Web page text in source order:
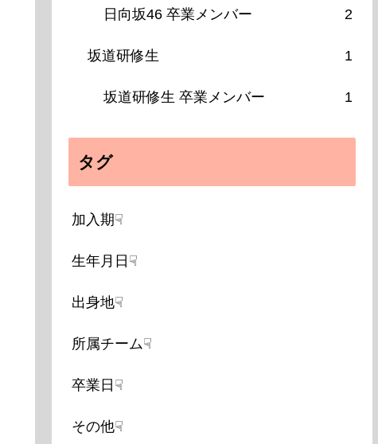
日向坂46 卒業メンバー 2
坂道研修生 1
坂道研修生 卒業メンバー 1
タグ
加入期☟
生年月日☟
出身地☟
所属チーム☟
卒業日☟
その他☟